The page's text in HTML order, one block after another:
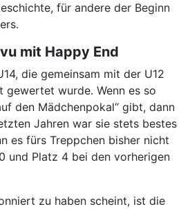
für andere der Beginn
mit Happy End
die gemeinsam mit der U12
gewertet wurde. Wenn es so
den Mädchenpokal“ gibt, dann
Jahren war sie stets bestes
es fürs Treppchen bisher nicht
und Platz 4 bei den vorherigen
zu haben scheint, ist die